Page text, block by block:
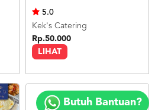
LIHAT
5.0
Kek's Catering
Rp.50.000
Butuh Bantuan?